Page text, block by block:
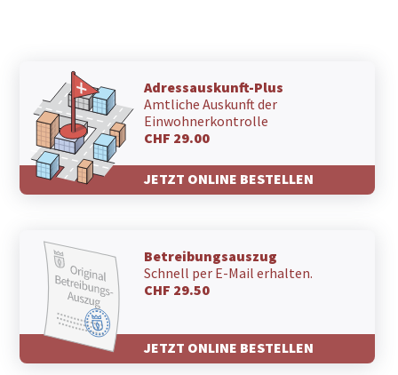
Adressauskunft-Plus
Amtliche Auskunft der
Einwohnerkontrolle
CHF 29.00
JETZT ONLINE BESTELLEN
Betreibungsauszug
Schnell per E-Mail erhalten.
CHF 29.50
JETZT ONLINE BESTELLEN